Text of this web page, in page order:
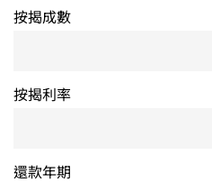
按揭成數
按揭利率
還款年期